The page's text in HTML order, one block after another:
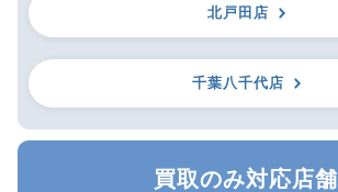
北戸田店
千葉八千代店
買取のみ対応店舗